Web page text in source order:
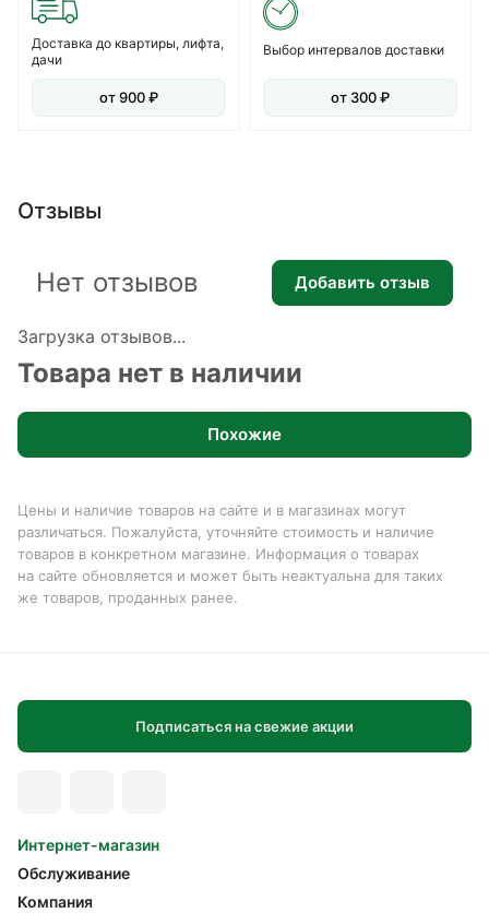
Доставка до квартиры, лифта,
дачи
от 900 ₽
Выбор интервалов доставки
от 300 ₽
Отзывы
Загрузка отзывов...
Нет отзывов Добавить отзыв
Товара нет в наличии
Похожие
Цены и наличие товаров на сайте и в магазинах могут
различаться. Пожалуйста, уточняйте стоимость и наличие
товаров в конкретном магазине. Информация о товарах
на сайте обновляется и может быть неактуальна для таких
же товаров, проданных ранее.
Подписаться на свежие акции
Интернет-магазин
Обслуживание
Компания